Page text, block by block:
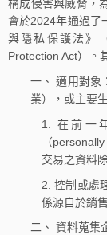
構成侵害與威脅，
會於2024年通過
與隱私保護法》
Protection Act）。
一、 適用對象
業），或主要
1. 在前一
（
交易之資料
2. 控制或處
係源自於銷
二、 資料蒐集